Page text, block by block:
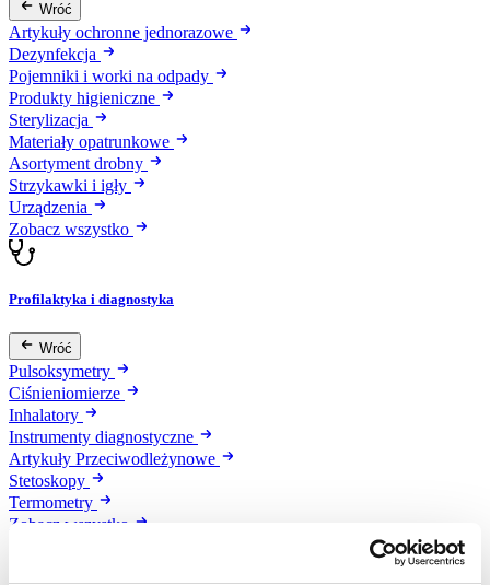
Wróć
Artykuły ochronne jednorazowe
Dezynfekcja
Pojemniki i worki na odpady
Produkty higieniczne
Sterylizacja
Materiały opatrunkowe
Asortyment drobny
Strzykawki i igły
Urządzenia
Zobacz wszystko
Profilaktyka i diagnostyka
Wróć
Pulsoksymetry
Ciśnieniomierze
Inhalatory
Instrumenty diagnostyczne
Artykuły Przeciwodleżynowe
Stetoskopy
Termometry
Zobacz wszystko